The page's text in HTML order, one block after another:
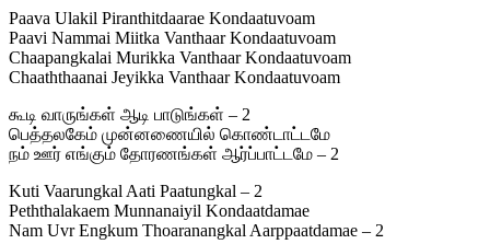
Paava Ulakil Piranthitdaarae Kondaatuvoam
Paavi Nammai Miitka Vanthaar Kondaatuvoam
Chaapangkalai Murikka Vanthaar Kondaatuvoam
Chaaththaanai Jeyikka Vanthaar Kondaatuvoam
கூடி வாருங்கள் ஆடி பாடுங்கள் – 2
பெத்தலகேம் முன்னணையில் கொண்டாட்டமே
நம் ஊர் எங்கும் தோரணங்கள் ஆர்ப்பாட்டமே – 2
Kuti Vaarungkal Aati Paatungkal – 2
Peththalakaem Munnanaiyil Kondaatdamae
Nam Uvr Engkum Thoaranangkal Aarppaatdamae – 2